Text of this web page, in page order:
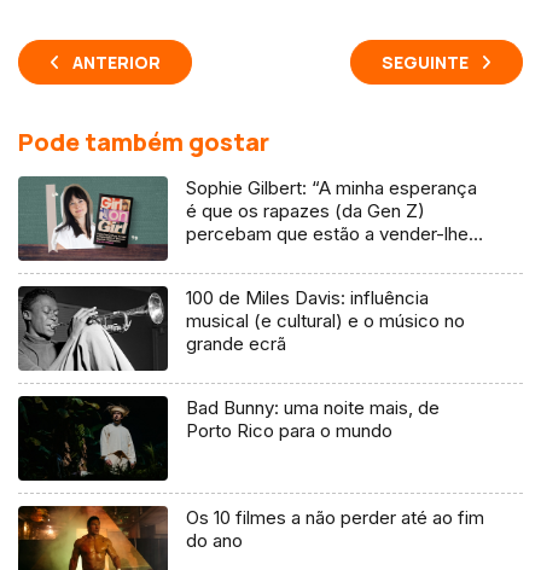
ANTERIOR SEGUINTE
Pode também gostar
Sophie Gilbert: “A minha esperança
é que os rapazes (da Gen Z)
percebam que estão a vender-lhes
100 de Miles Davis: influência
musical (e cultural) e o músico no
grande ecrã
Bad Bunny: uma noite mais, de
Porto Rico para o mundo
Os 10 filmes a não perder até ao fim
do ano